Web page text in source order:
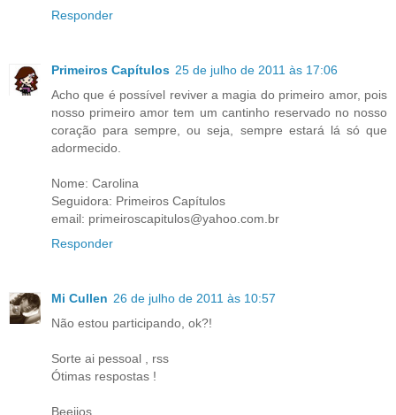
Responder
Primeiros Capítulos 25 de julho de 2011 às 17:06
Acho que é possível reviver a magia do primeiro amor, pois
nosso primeiro amor tem um cantinho reservado no nosso
coração para sempre, ou seja, sempre estará lá só que
adormecido.
Nome: Carolina
Seguidora: Primeiros Capítulos
email: primeiroscapitulos@yahoo.com.br
Responder
Mi Cullen 26 de julho de 2011 às 10:57
Não estou participando, ok?!
Sorte ai pessoal , rss
Ótimas respostas !
Beeijos